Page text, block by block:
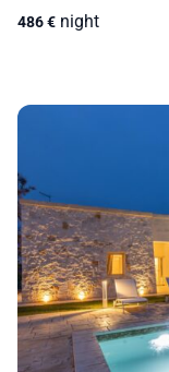
486€ night